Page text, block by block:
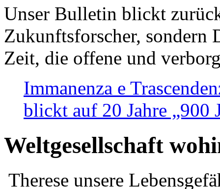
Unser Bulletin blickt
Zukunftsforscher, sondern
Zeit, die offene und
Immanenza e
blickt auf 20 Jahre „900
Weltgesellschaft
Therese unsere